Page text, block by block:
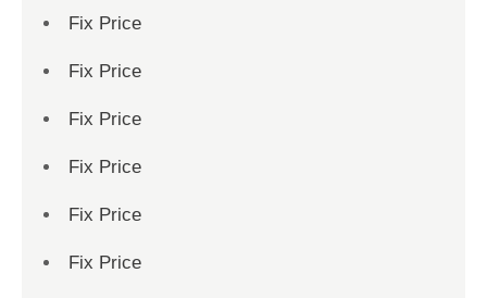
Fix Price
Fix Price
Fix Price
Fix Price
Fix Price
Fix Price